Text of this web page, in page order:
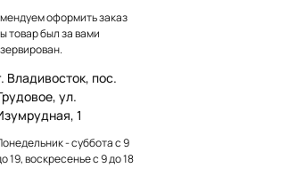
оформить заказ
товар был за вами
Владивосток, пос.
ул.
1
- суббота с 9
19, воскресенье с 9 до 18